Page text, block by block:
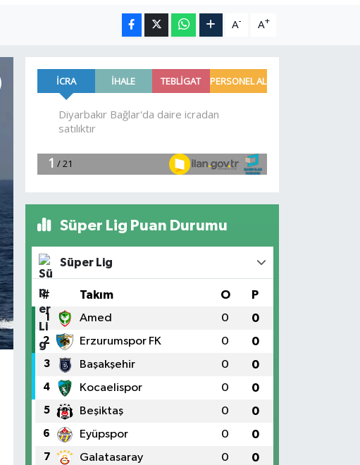
A- A+
Süper Lig Puan Durumu
Süper Lig
# Takım O P
1 Amed 0 0
2 Erzurumspor FK 0 0
3 Başakşehir 0 0
4 Kocaelispor 0 0
5 Beşiktaş 0 0
6 Eyüpspor 0 0
7 Galatasaray 0 0